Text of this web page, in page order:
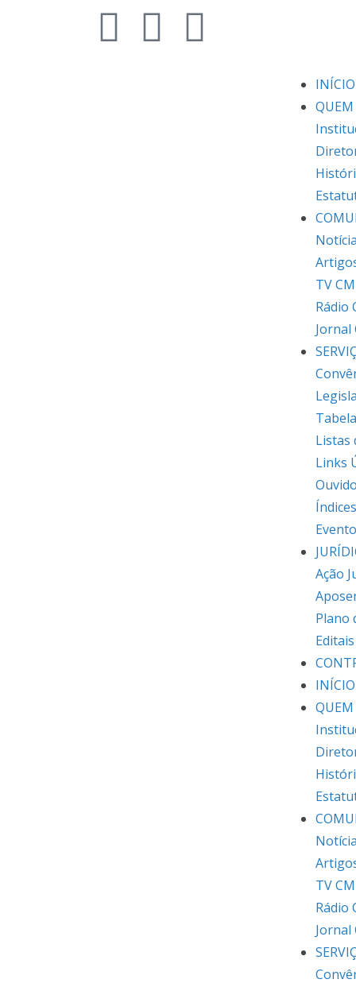
INÍCIO
QUEM
TV
Rádio
Jornal
Listas
Links
Índices
Ação
Plano
INÍCIO
QUEM
TV
Rádio
Jornal